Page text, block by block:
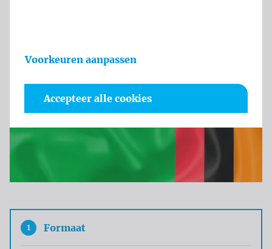
1 Formaat
Voorkeuren aanpassen
Accepteer alle cookies